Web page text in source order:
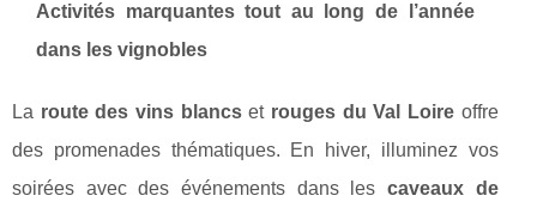
Activités marquantes tout au long de l’année
dans les vignobles
La route des vins blancset rouges du Val Loireoffre
des promenades thématiques. En hiver, illuminez vos
soirées avec des événements dans les caveaux de